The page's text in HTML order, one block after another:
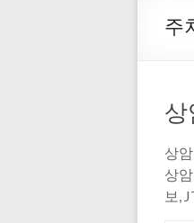
주
상
상
상
보,